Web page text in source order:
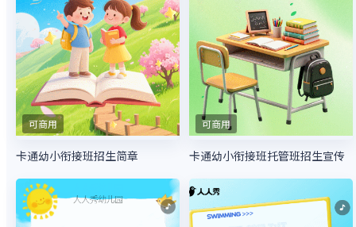
可商用
卡通幼小衔接班招生简章
可商用
卡通幼小衔接班托管班招生宣传